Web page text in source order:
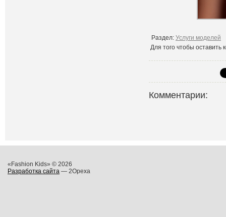
Раздел: Услуги моделей
Для того чтобы
Комментарии:
«Fashion Kids» © 2026
Разработка сайта — 2Opexa